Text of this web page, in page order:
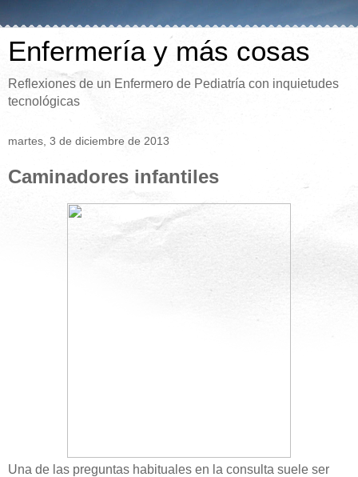
Enfermería y más cosas
Reflexiones de un Enfermero de Pediatría con inquietudes
tecnológicas
martes, 3 de diciembre de 2013
Caminadores infantiles
Una de las preguntas habituales en la consulta suele ser